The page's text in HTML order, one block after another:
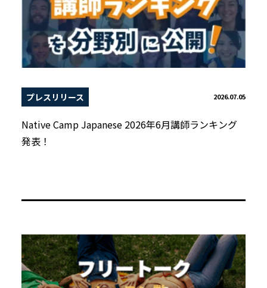
プレスリリース 2026.07.05
Native Camp Japanese 2026年6月講師ランキング
発表！